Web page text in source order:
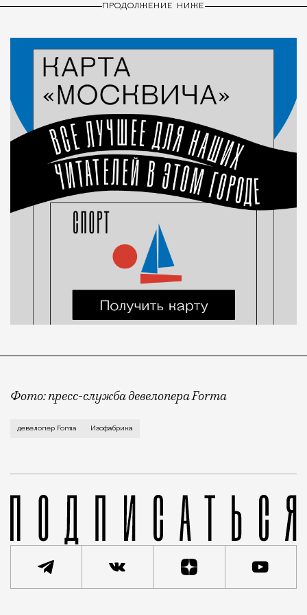
ПРОДОЛЖЕНИЕ НИЖЕ
Фото: пресс-служба девелопера Forma
Корпус скульптуры и лепки Изофабрики на
девелопер Forma Изофабрика